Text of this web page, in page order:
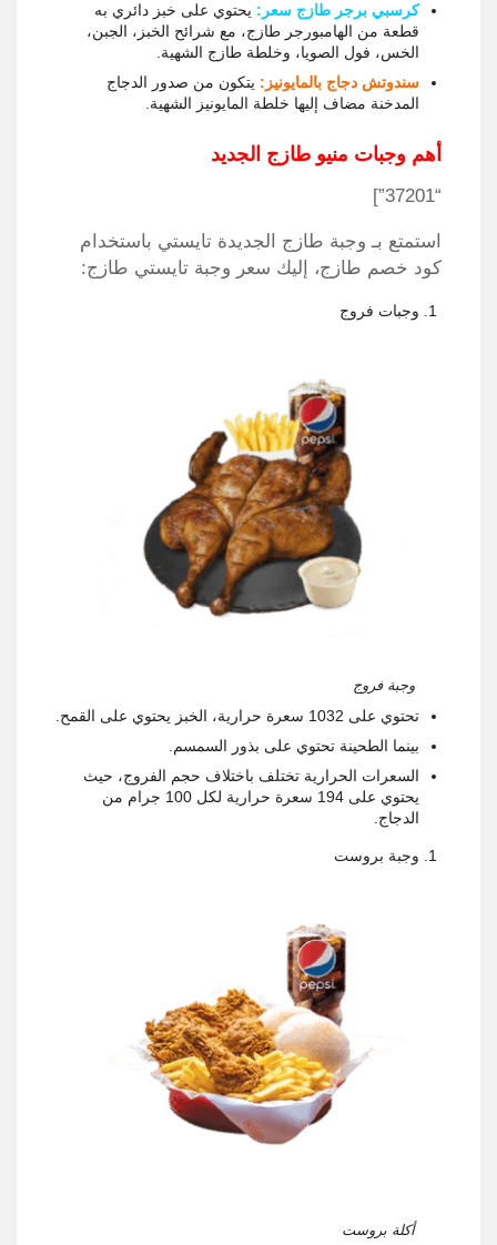
كرسبي برجر طازج سعر : يحتوي على خبز دائري به
قطعة من الهامبورجر طازج، مع شرائح الخبز، الجبن،
الخس، فول الصويا، وخلطة طازج الشهية.
سندوتش دجاج بالمايونيز: يتكون من صدور الدجاج
المدخنة مضاف إليها خلطة المايونيز الشهية.
أهم وجبات منيو طازج الجديد
“37201”]
استمتع بـ وجبة طازج الجديدة تايستي باستخدام
كود خصم طازج، إليك سعر وجبة تايستي طازج:
وجبات فروج
وجبة فروج
تحتوي على 1032 سعرة حرارية، الخبز يحتوي على القمح.
بينما الطحينة تحتوي على بذور السمسم.
السعرات الحرارية تختلف باختلاف حجم الفروج، حيث
يحتوي على 194 سعرة حرارية لكل 100 جرام من
الدجاج.
وجبة بروست
أكلة بروست